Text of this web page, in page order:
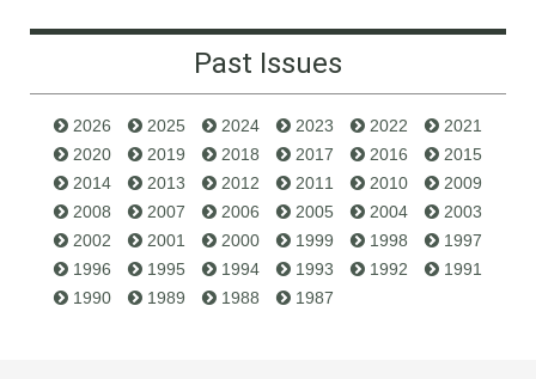
Past Issues
2026 2025 2024 2023 2022
2021
2020
2019 2018 2017 2016
2015
2014
2013 2012 2011 2010
2009
2008
2007 2006 2005 2004
2003
2002
2001 2000 1999 1998
1997
1996
1995 1994 1993 1992
1991
1990
1989 1988 1987